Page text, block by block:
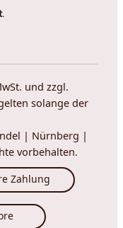
und zzgl.
solange der
| Nürnberg |
vorbehalten.
Zahlung